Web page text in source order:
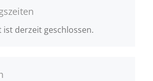
ist derzeit geschlossen.